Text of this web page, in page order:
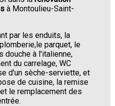
à Montoulieu-Saint-
par les enduits, la
parquet, le
douche à l'italienne,
du carrelage, WC
d'un sèche-serviette, et
de cuisine, la remise
le remplacement des